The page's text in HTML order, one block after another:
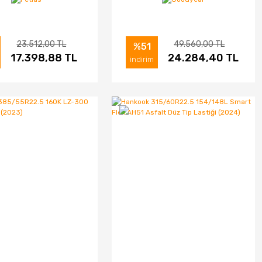
(2025)
23.512,00 TL
17.398,88 TL
SATIN AL
Çeker Tip Lastiği (2026)
%51
indirim
49.560,00 TL
24.284,40 TL
İNCELE SATIN AL